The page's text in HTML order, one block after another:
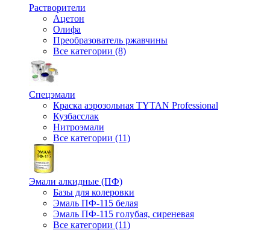
Растворители
Ацетон
Олифа
Преобразователь ржавчины
Все категории (8)
Спецэмали
Краска аэрозольная TYTAN Professional
Кузбасслак
Нитроэмали
Все категории (11)
Эмали алкидные (ПФ)
Базы для колеровки
Эмаль ПФ-115 белая
Эмаль ПФ-115 голубая, сиреневая
Все категории (11)